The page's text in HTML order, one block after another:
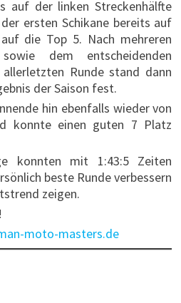
auf der linken Streckenhälfte
ersten Schikane bereits auf
die Top 5. Nach mehreren
dem entscheidenden
Runde stand dann
der Saison fest.
hin ebenfalls wieder von
konnte einen guten 7 Platz
konnten mit 1:43:5 Zeiten
beste Runde verbessern
zeigen.
moto-masters.de